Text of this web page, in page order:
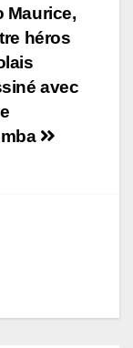
Maurice,
héros
avec